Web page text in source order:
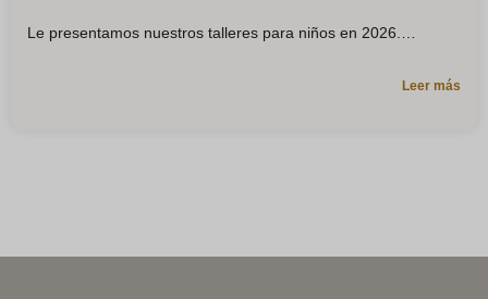
Le presentamos nuestros talleres para niños en 2026.
Leer más